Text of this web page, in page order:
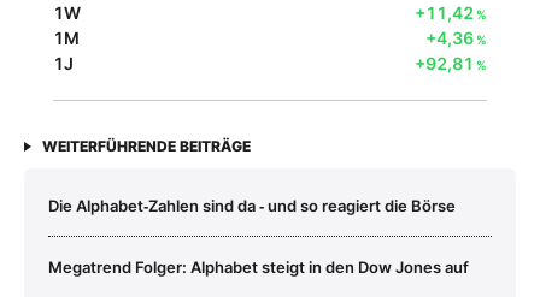
1W +11,42%
1M +4,36%
1J +92,81 %
WEITERFÜHRENDE BEITRÄGE
Die Alphabet‑Zahlen sind da ‑ und so reagiert die Börse
Megatrend Folger: Alphabet steigt in den Dow Jones auf